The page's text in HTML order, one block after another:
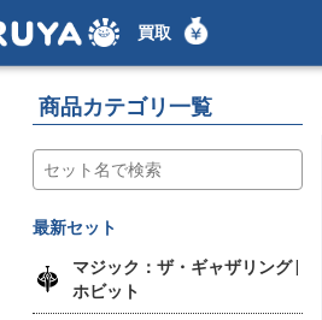
買取
商品カテゴリ一覧